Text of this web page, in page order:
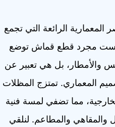
الرائعة التي تجمع
ليست مجرد قطع قماش توضع
والأمطار، بل هي تعبير عن
المعماري. تمتزج المظلات
مما تضفي لمسة فنية
والمقاهي والمطاعم. لنلقي